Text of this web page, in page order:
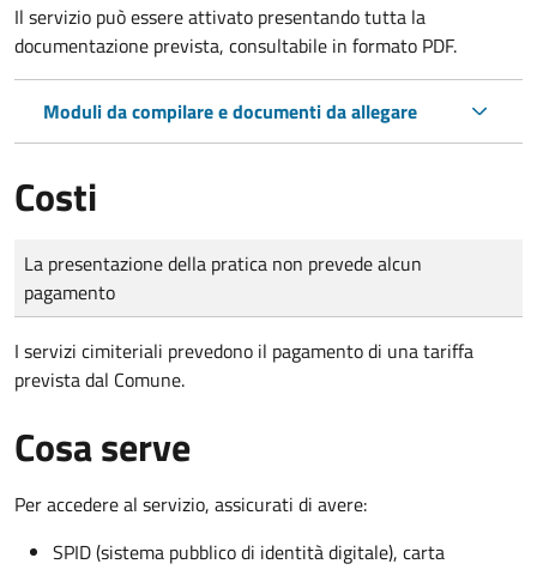
Il servizio può essere attivato presentando tutta la
documentazione prevista, consultabile in formato PDF.
Moduli da compilare e documenti da allegare
Costi
Tipo di pagamento
Importo
La presentazione della pratica non prevede alcun
pagamento
I servizi cimiteriali prevedono il pagamento di una tariffa
prevista dal Comune.
Cosa serve
Per accedere al servizio, assicurati di avere:
SPID (sistema pubblico di identità digitale), carta